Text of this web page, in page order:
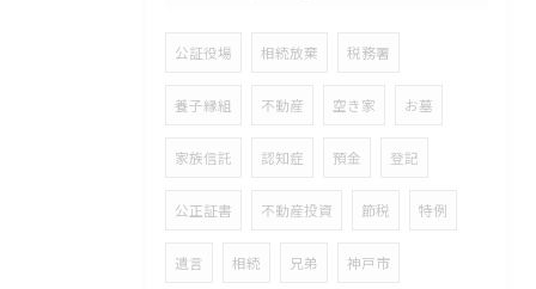
公証役場 相続放棄 税務署
養子縁組 不動産 空き家 お墓
家族信託 認知症 預金 登記
公正証書 不動産投資 節税 特例
遺言 相続 兄弟 神戸市